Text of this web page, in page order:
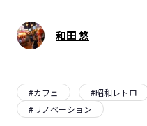
東京23区エリア
神奈川エリア
福井エリア
長野エリア
和田 悠
#カフェ #昭和レトロ
#リノベーション